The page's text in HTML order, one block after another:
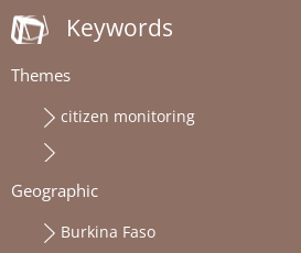
Keywords
Themes
citizen monitoring
Geographic
Burkina Faso